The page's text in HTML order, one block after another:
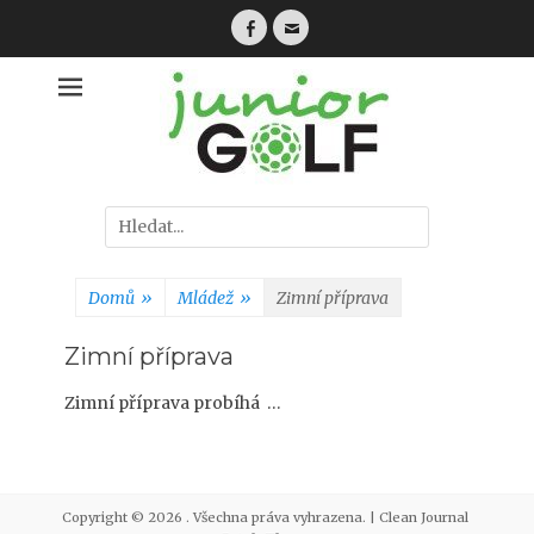
Facebook
E-
Hledat:
Domů » Mládež » Zimní příprava
Zimní příprava
Zimní příprava probíhá …
Copyright © 2026 . Všechna práva vyhrazena. | Clean Journal